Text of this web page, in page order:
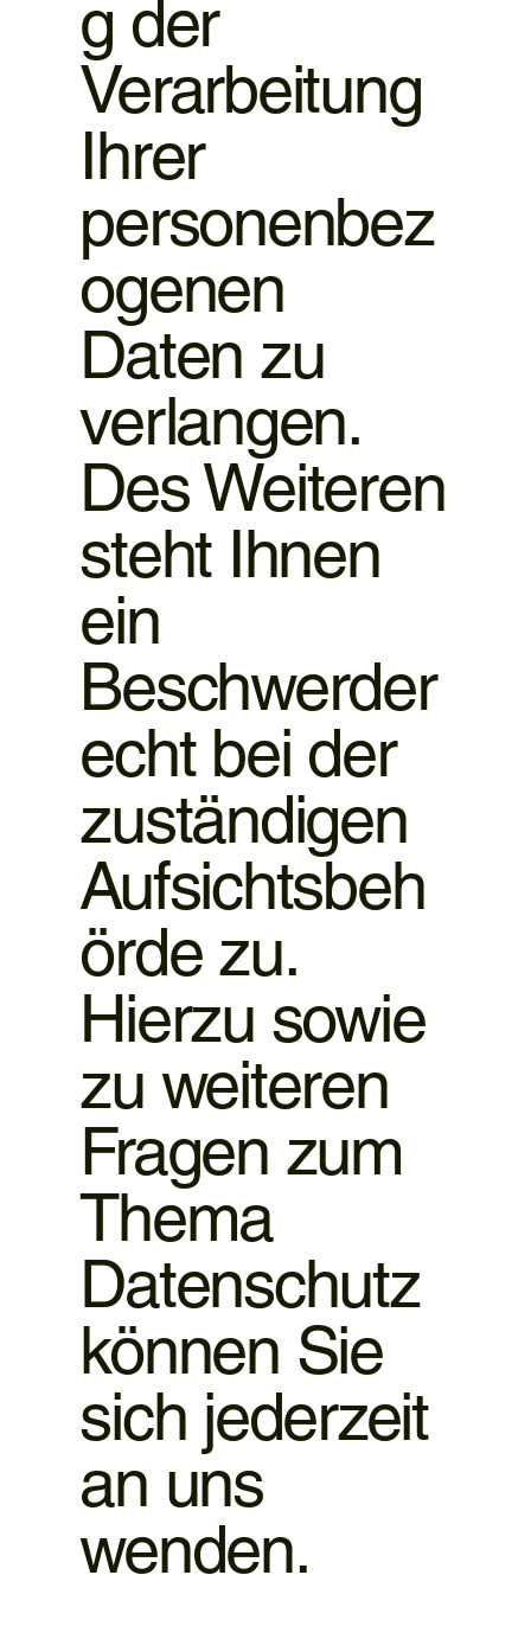
g der
Verarbeitung
Ihrer
personenbez
ogenen
Daten zu
verlangen.
Des Weiteren
steht Ihnen
ein
Beschwerder
echt bei der
zuständigen
Aufsichtsbeh
örde zu.
Hierzu sowie
zu weiteren
Fragen zum
Thema
Datenschutz
können Sie
sich jederzeit
an uns
wenden.